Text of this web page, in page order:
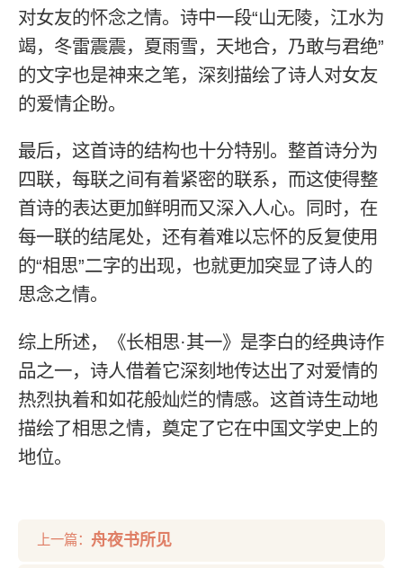
对女友的怀念之情。诗中一段“山无陵，江水为
竭，冬雷震震，夏雨雪，天地合，乃敢与君绝”
的文字也是神来之笔，深刻描绘了诗人对女友
的爱情企盼。
最后，这首诗的结构也十分特别。整首诗分为
四联，每联之间有着紧密的联系，而这使得整
首诗的表达更加鲜明而又深入人心。同时，在
每一联的结尾处，还有着难以忘怀的反复使用
的“相思”二字的出现，也就更加突显了诗人的
思念之情。
综上所述，《长相思·其一》是李白的经典诗作
品之一，诗人借着它深刻地传达出了对爱情的
热烈执着和如花般灿烂的情感。这首诗生动地
描绘了相思之情，奠定了它在中国文学史上的
地位。
上一篇： 舟夜书所见